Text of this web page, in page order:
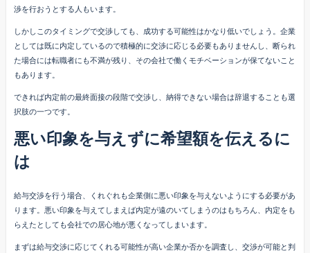
渉を行おうとする人もいます。
しかしこのタイミングで交渉しても、成功する可能性はかなり低いでしょう。企業
としては既に内定しているので積極的に交渉に応じる必要もありませんし、断られ
た場合には転職者にも不満が残り、その会社で働くモチベーションが保てないこと
もあります。
できれば内定前の最終面接の段階で交渉し、納得できない場合は辞退することも選
択肢の一つです。
悪い印象を与えずに希望額を伝えるに
は
給与交渉を行う場合、くれぐれも企業側に悪い印象を与えないようにする必要があ
ります。悪い印象を与えてしまえば内定が遠のいてしまうのはもちろん、内定をも
らえたとしても会社での居心地が悪くなってしまいます。
まずは給与交渉に応じてくれる可能性が高い企業か否かを調査し、交渉が可能と判